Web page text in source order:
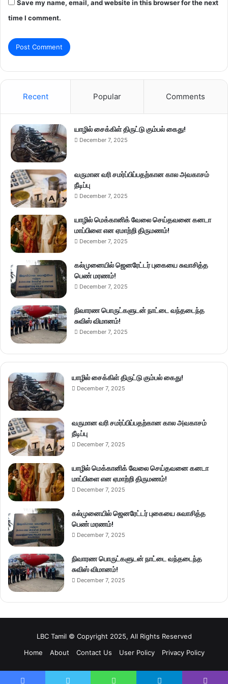
Save my name, email, and website in this browser for the next
time I comment.
Recent Popular Comments
யாழில் சைக்கிள் திருட்டு கும்பல் கைது!
December 7, 2025
வருமான வரி சமர்ப்பிப்பதற்கான கால அவகாசம்
நீடிப்பு
December 7, 2025
யாழில் மெக்கானிக் வேலை செய்தவனை கனடா
மாப்பிளை என ஏமாற்றி திருமணம்!
December 7, 2025
கல்முனையில் ஜெனரேட்டர் புகையை சுவாசித்த
பெண் மரணம்!
December 7, 2025
நிவாரண பொருட்களுடன் நாட்டை வந்தடைந்த
சுவிஸ் விமானம்!
December 7, 2025
யாழில் சைக்கிள் திருட்டு கும்பல் கைது!
December 7, 2025
வருமான வரி சமர்ப்பிப்பதற்கான கால அவகாசம்
நீடிப்பு
December 7, 2025
யாழில் மெக்கானிக் வேலை செய்தவனை கனடா
மாப்பிளை என ஏமாற்றி திருமணம்!
December 7, 2025
கல்முனையில் ஜெனரேட்டர் புகையை சுவாசித்த
பெண் மரணம்!
December 7, 2025
நிவாரண பொருட்களுடன் நாட்டை வந்தடைந்த
சுவிஸ் விமானம்!
December 7, 2025
LBC Tamil © Copyright 2025, All Rights Reserved
Home
About Contact Us User Policy Privacy Policy